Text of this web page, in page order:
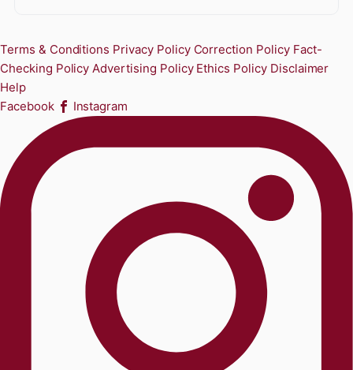
Terms & Conditions Privacy Policy Correction Policy Fact-
Checking Policy Advertising Policy Ethics Policy Disclaimer
Help
Facebook
Instagram